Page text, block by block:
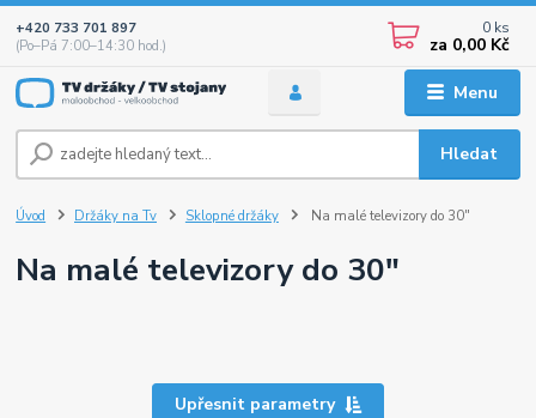
Menu
Hledat
+420 733 701 897
(Po–Pá 7:00–14:30 hod.)
0 ks
za 0,00 Kč
Úvod Držáky na Tv Sklopné držáky Na malé televizory do 30"
Na malé televizory do 30"
Upřesnit parametry